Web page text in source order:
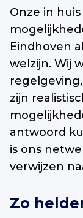
Onze in
Eindhoven
welzijn. Wij
zijn
antwoord
is ons
verwijzen
Zo